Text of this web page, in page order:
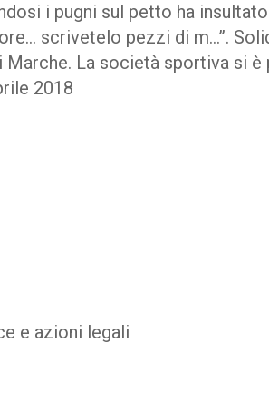
i pugni sul petto ha
scrivetelo pezzi di m…”.
La società sportiva si è
2018
e azioni legali